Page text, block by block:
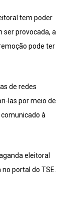
tem poder
ser provocada, a
pode ter
de redes
las por meio de
à
eleitoral
portal do TSE.